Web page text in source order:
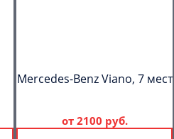
Mercedes-Benz Viano, 7 мест
от 2100 руб.